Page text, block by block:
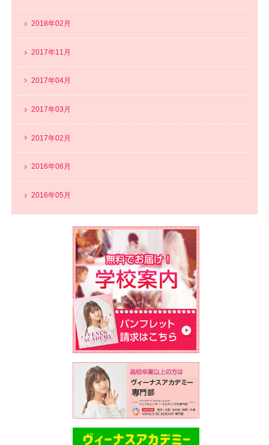
2018年02月
2017年11月
2017年04月
2017年03月
2017年02月
2016年06月
2016年05月